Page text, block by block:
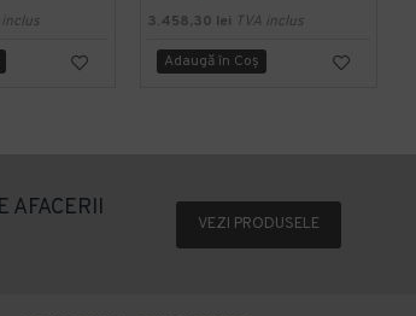
inclus 3.458,30 lei TVA inclus
Adaugă în Coş
AFACERII
VEZI PRODUSELE